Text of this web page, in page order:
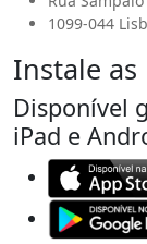
1099-044
Instale as
Disponível
iPad e